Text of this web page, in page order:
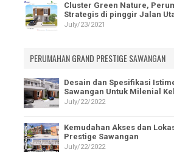
Cluster Green Nature,
Strategis di pinggir Jalan
July/23/2021
PERUMAHAN GRAND PRESTIGE SAWANGAN
Desain dan Spesifikasi
Sawangan Untuk Milenial
July/22/2022
Kemudahan Akses dan
Prestige Sawangan
July/22/2022